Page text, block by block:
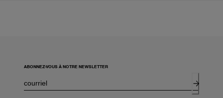
ABONNEZ-VOUS À NOTRE NEWSLETTER